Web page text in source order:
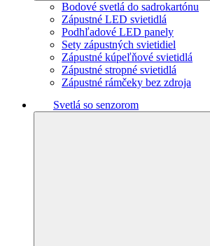
Bodové svetlá do sadrokartónu
Zápustné LED svietidlá
Podhľadové LED panely
Sety zápustných svietidiel
Zápustné kúpeľňové svietidlá
Zápustné stropné svietidlá
Zápustné rámčeky bez zdroja
Svetlá so senzorom